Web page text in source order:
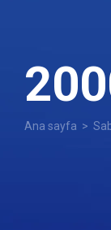
Ana sayfa >